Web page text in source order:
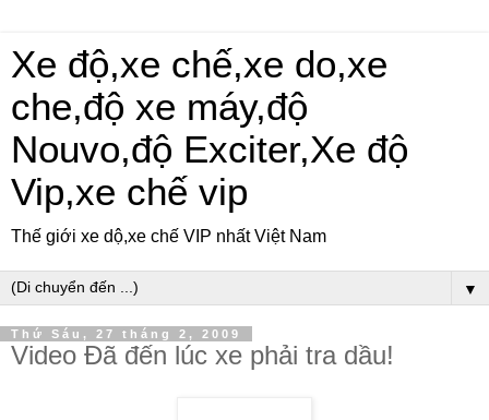
Xe độ,xe chế,xe do,xe
che,độ xe máy,độ
Nouvo,độ Exciter,Xe độ
Vip,xe chế vip
Thế giới xe dộ,xe chế VIP nhất Việt Nam
▼
Thứ Sáu, 27 tháng 2, 2009
Video Đã đến lúc xe phải tra dầu!